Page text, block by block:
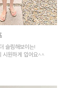
슬림해보이는!
시원하게 입어요^^